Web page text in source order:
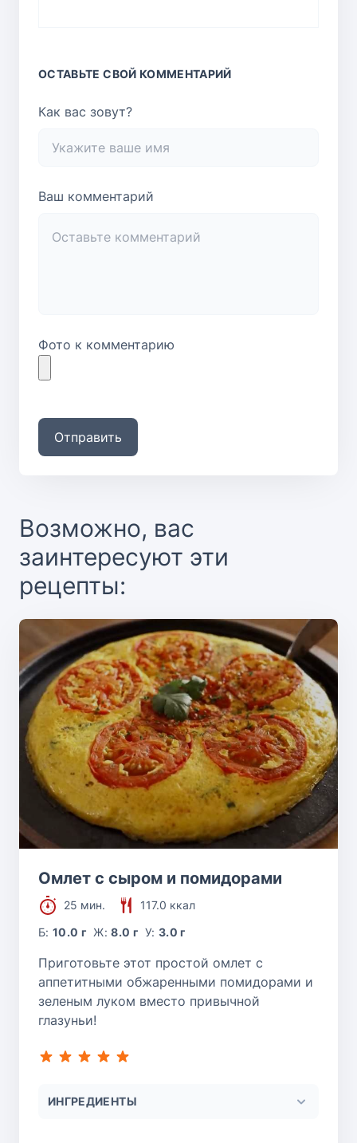
ОСТАВЬТЕ СВОЙ КОММЕНТАРИЙ
Как вас зовут?
Ваш комментарий
Фото к комментарию
Отправить
Возможно, вас
заинтересуют эти
рецепты:
Омлет с сыром и помидорами
25 мин.
117.0 ккал
Б:10.0 г Ж:8.0 г У:3.0 г
Приготовьте этот простой омлет с
аппетитными обжаренными помидорами и
зеленым луком вместо привычной
глазуньи!
ИНГРЕДИЕНТЫ